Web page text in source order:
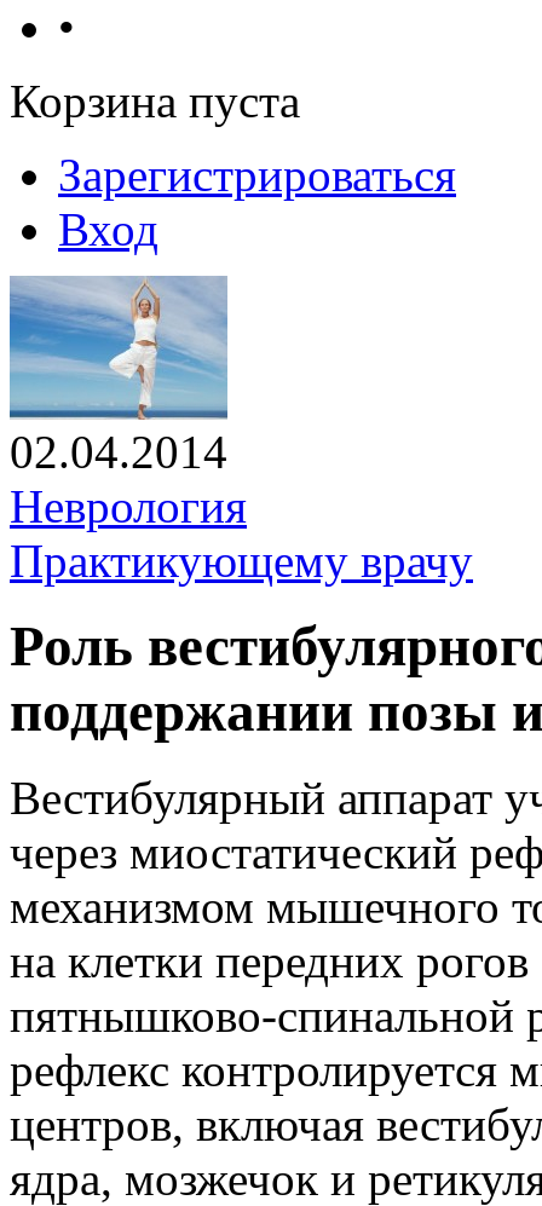
•
Корзина пуста
Зарегистрироваться
Вход
02.04.2014
Неврология
Практикующему врачу
Роль
поддержании позы
Вестибулярный аппарат
через миостатический
механизмом мышечного
на клетки передних
пятнышково-спинальной
рефлекс контролируется
центров, включая
ядра, мозжечок и